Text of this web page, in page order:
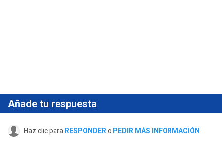
Añade tu respuesta
Haz clic para RESPONDER o PEDIR MÁS INFORMACIÓN